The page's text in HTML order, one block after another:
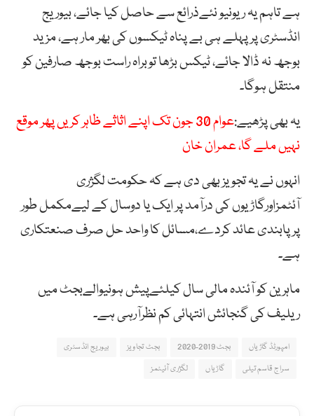
ہے تاہم یہ ریونیو نئےذرائع سے حاصل کیا جائے، بیوریج
انڈسٹری پر پہلے ہی بے پناہ ٹیکسوں کی بھر مار ہے، مزید
بوجھ نہ ڈالا جائے، ٹیکس بڑھا توبراہ راست بوجھ صارفین کو
منتقل ہوگا۔
یہ بھی پڑھیے:
عوام 30 جون تک اپنے اثاثے ظاہر کریں پھر موقع
نہیں ملے گا، عمران خان
انہوں نے یہ تجویز بھی دی ہے کہ حکومت لگژری
آئٹمزاورگاڑیوں کی درآمد پر ایک یا دوسال کے لیےمکمل طور
پر پابندی عائد کردے،مسائل کا واحد حل صرف صنعتکاری
ہے۔
ماہرین کو آئندہ مالی سال کیلئےپیش ہونیوالےبجٹ میں
ریلیف کی گنجائش انتہائی کم نظرآرہی ہے۔
امپورٹڈ گاڑیاں بجٹ 2019-2020 بجٹ تجاویز
بیوریج انڈسٹری
سراج قاسم تیلی
گاڑیاں لگژری آئیٹمز